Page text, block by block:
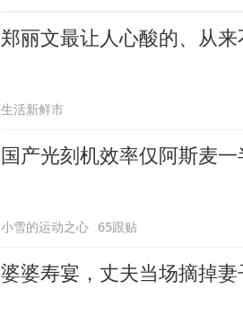
郑丽文最让人心酸的、从来
生活新鲜市
国产光刻机效率仅阿斯麦
小雪的运动之心 65跟贴
婆婆寿宴，丈夫当场摘掉妻